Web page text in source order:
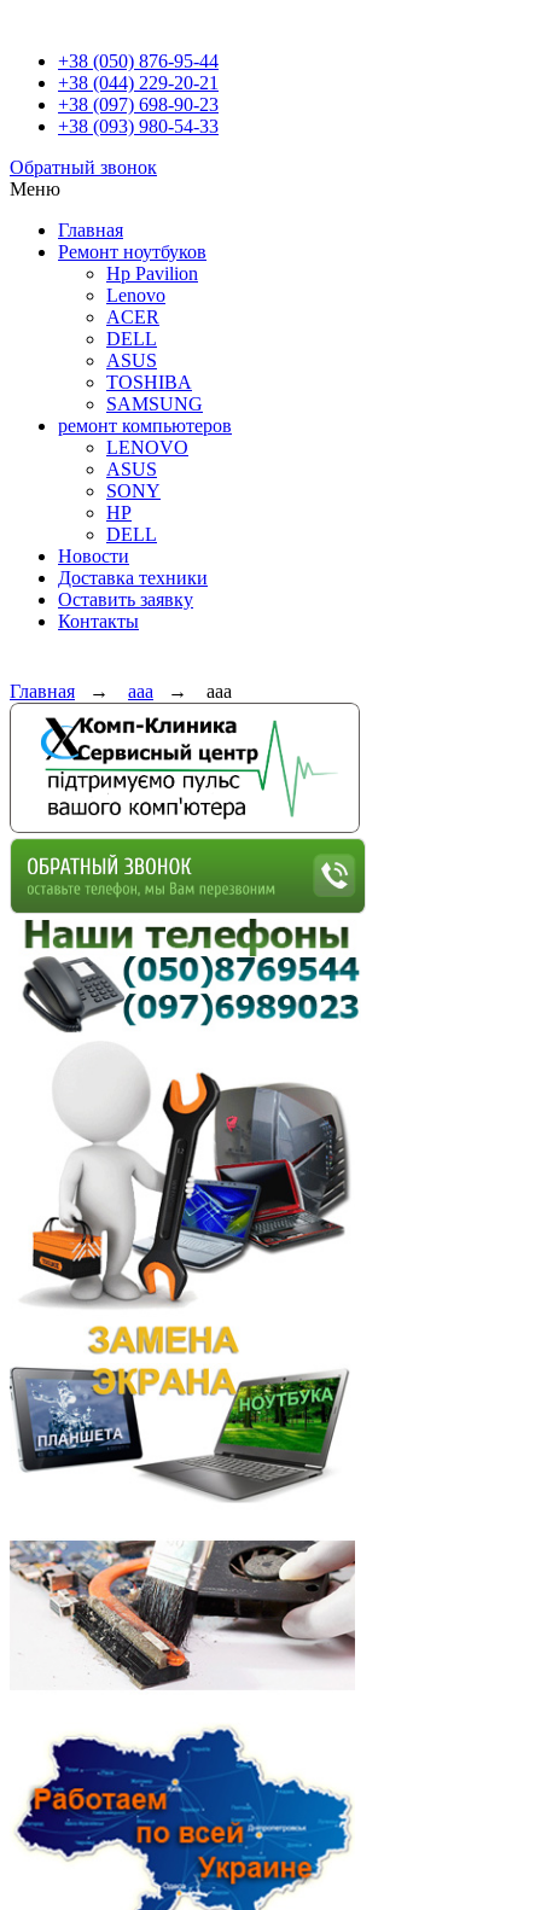
+38 (050) 876-95-44
+38 (044) 229-20-21
+38 (097) 698-90-23
+38 (093) 980-54-33
Обратный звонок
Меню
Главная
Ремонт ноутбуков
Hp Pavilion
Lenovo
ACER
DELL
ASUS
TOSHIBA
SAMSUNG
ремонт компьютеров
LENOVO
ASUS
SONY
HP
DELL
Новости
Доставка техники
Оставить заявку
Контакты
Главная → ааа → ааа